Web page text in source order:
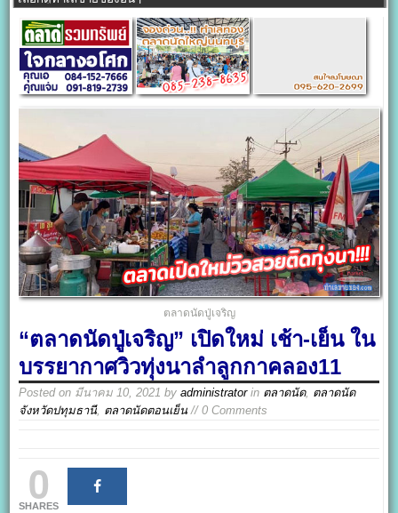
ตลาดนัดปู่เจริญ
“ตลาดนัดปู่เจริญ” เปิดใหม่ เช้า-เย็น ใน
บรรยากาศวิวทุ่งนาลำลูกกาคลอง11
Posted on มีนาคม 10, 2021 byadministratorin ตลาดนัด, ตลาดนัด
จังหวัดปทุมธานี, ตลาดนัดตอนเย็น // 0 Comments
0
SHARES